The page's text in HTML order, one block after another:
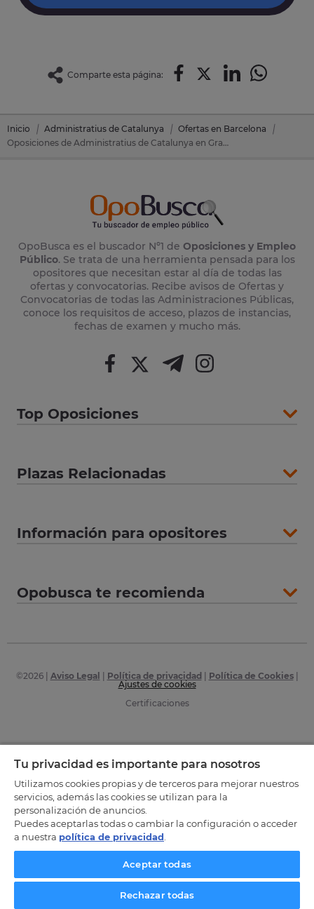
Comparte esta página:
Inicio Administratius de Catalunya
Ofertas en Barcelona
Oposiciones de Administratius de Catalunya en Granollers (Barcelona)
OpoBusca es el buscador Nº1 de Oposiciones y Empleo
Público. Se trata de una herramienta pensada para los
opositores que necesitan estar al día de todas las
ofertas y convocatorias. Recibe avisos de Ofertas y
Convocatorias de todas las Administraciones Públicas,
conoce los requisitos de acceso, plazos de instancias,
fechas de examen y mucho más.
Top Oposiciones
Plazas Relacionadas
Información para opositores
Opobusca te recomienda
©2026| Aviso Legal Política de privacidad Política de Cookies|
Ajustes de cookies
Certificaciones
Tu privacidad es importante para nosotros
Utilizamos cookies propias y de terceros para mejorar nuestros
servicios, además las cookies se utilizan para la
personalización de anuncios.
Puedes aceptarlas todas o cambiar la configuración o acceder
a nuestra política de privacidad
Aceptar todas
Rechazar todas